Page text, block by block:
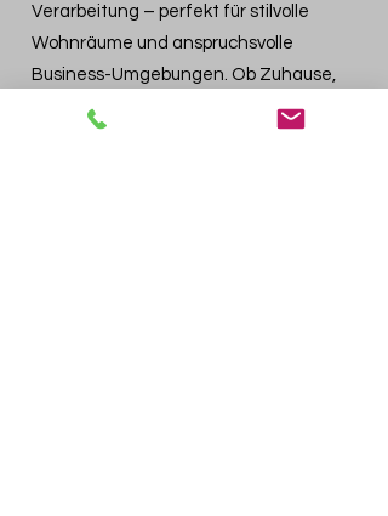
Verarbeitung – perfekt für stilvolle
Wohnräume und anspruchsvolle
Business-Umgebungen. Ob Zuhause,
im Büro oder im Empfangsbereich: Sie